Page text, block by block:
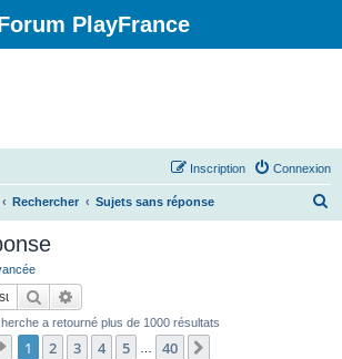
PlayFrance
Connexion
Inscription
Rechercher Sujets sans réponse
Rechercher
a retourné plus de 1000 résultats
Page 1sur40
1 2 3 4 5 40